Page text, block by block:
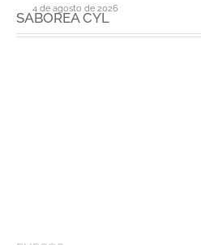
4 de agosto de 2026
SABOREA CYL